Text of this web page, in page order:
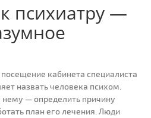
психиатру —
кабинета специалиста
назвать человека психом.
нему — определить причину
план его лечения. Люди